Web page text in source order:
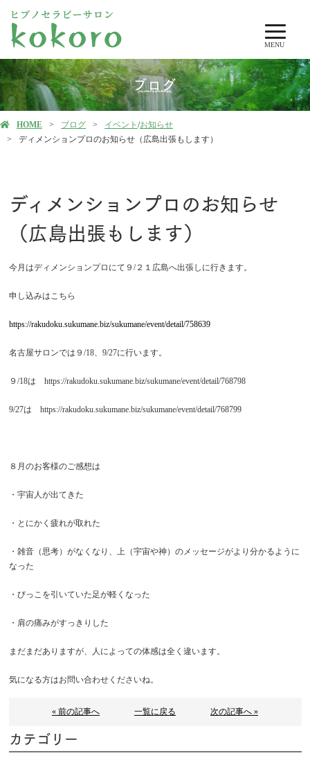
MENU
ブログ
HOME ブログ イベント /お知らせ
ディメンションプロのお知らせ（広島出張もします）
ディメンションプロのお知らせ
（広島出張もします）
今月はディメンションプロにて９/２１広島へ出張しに行きます。
申し込みはこちら
https://rakudoku.sukumane.biz/sukumane/event/detail/758639
名古屋サロンでは９/18、9/27に行います。
９/18は https://rakudoku.sukumane.biz/sukumane/event/detail/768798
9/27は https://rakudoku.sukumane.biz/sukumane/event/detail/768799
８月のお客様のご感想は
・宇宙人が出てきた
・とにかく疲れが取れた
・雑音（思考）がなくなり、上（宇宙や神）のメッセージがより分かるように
なった
・びっこを引いていた足が軽くなった
・肩の痛みがすっきりした
まだまだありますが、人によっての体感は全く違います。
気になる方はお問い合わせくださいね。
« 前の記事へ 一覧に戻る 次の記事へ »
カテゴリー